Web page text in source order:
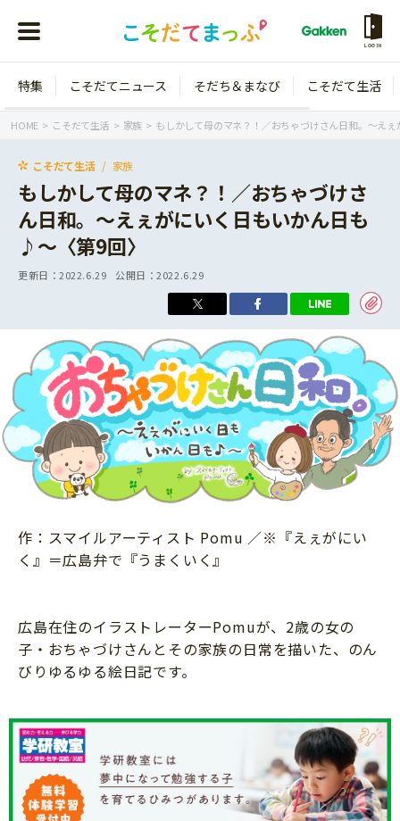
LOGIN
年齢から探す
3歳
年中
年長
小学1年生
小学2年生
小学3年生
小学4年生
小学5年生
小学6年生
こそだてニュース
イベント
ニュース
そだち＆まなび
ワーク・ドリル
幼稚園・保育園
小学校
教育・学習
自由研究・工作
読書感想文
本・読書
運動・あそび・ゲーム
英語
習い事
知育
こそだて生活
住まい
ファッション・美容
行事・イベント
トラブル
人間関係
おでかけ
料理
マネー
健康
こそだてマンガ
特集 こそだてニュース そだち＆まなび こそだて生活
HOME こそだて生活 家族 もしかして母のマネ？！／おちゃづけさん日和。〜え
こそだて生活 家族
もしかして母のマネ？！／おちゃづけさ
ん日和。〜えぇがにいく日もいかん日も
♪〜〈第9回〉
更新日：2022.6.29 公開日：2022.6.29
作：スマイルアーティスト Pomu ／※『えぇがにい
く』＝広島弁で『うまくいく』
広島在住のイラストレーターPomuが、2歳の女の
子・おちゃづけさんとその家族の日常を描いた、のん
びりゆるゆる絵日記です。